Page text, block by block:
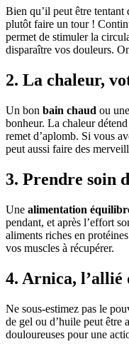
Bien qu’il peut être
plutôt faire un tour !
permet de stimuler la
disparaître vos douleurs.
2. La chaleur,
Un bon bain chaud ou
bonheur. La chaleur
remet d’aplomb. Si vous
peut aussi faire des
3. Prendre soin
Une alimentation
pendant, et après l’effort
aliments riches en
vos muscles à récupérer.
4. Arnica, l’allié
Ne sous-estimez pas le
de gel ou d’huile peut être
douloureuses pour une